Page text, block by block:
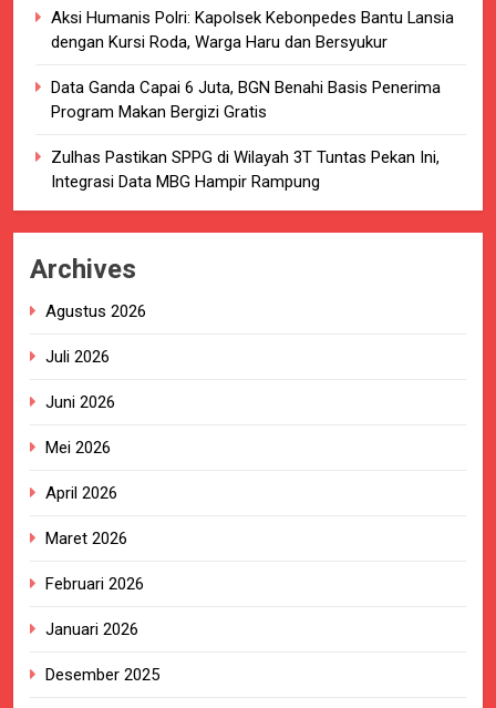
Aksi Humanis Polri: Kapolsek Kebonpedes Bantu Lansia
dengan Kursi Roda, Warga Haru dan Bersyukur
Data Ganda Capai 6 Juta, BGN Benahi Basis Penerima
Program Makan Bergizi Gratis
Zulhas Pastikan SPPG di Wilayah 3T Tuntas Pekan Ini,
Integrasi Data MBG Hampir Rampung
Archives
Agustus 2026
Juli 2026
Juni 2026
Mei 2026
April 2026
Maret 2026
Februari 2026
Januari 2026
Desember 2025